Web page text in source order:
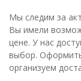
Мы следим за
Вы имели
цене. У нас
выбор.
организуем